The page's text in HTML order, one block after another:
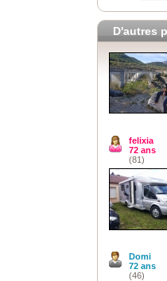
D'autres
felixia
72 ans
(81)
Domi
72 ans
(46)